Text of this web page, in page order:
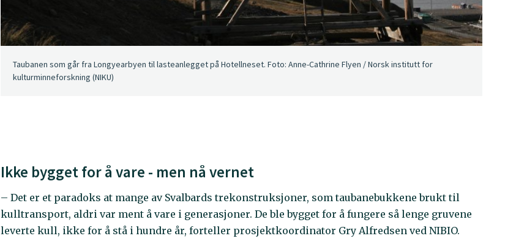
Taubanen som går fra Longyearbyen til lasteanlegget på Hotellneset. Foto: Anne-Cathrine Flyen / Norsk institutt for
kulturminneforskning (NIKU)
Ikke bygget for å vare - men nå vernet
– Det er et paradoks at mange av Svalbards trekonstruksjoner, som taubanebukkene brukt til
kulltransport, aldri var ment å vare i generasjoner. De ble bygget for å fungere så lenge gruvene
leverte kull, ikke for å stå i hundre år, forteller prosjektkoordinator Gry Alfredsen ved NIBIO.